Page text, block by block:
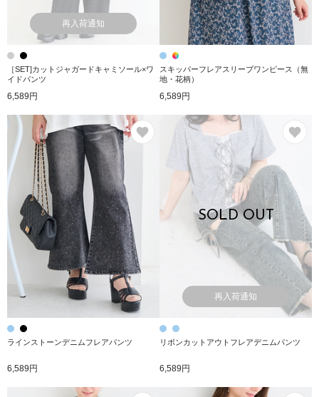
再入荷通知
［SET]カットジャガードキャミソール×ワ
イドパンツ
6,589円
スキッパーフレアスリーブワンピース（無
地・花柄）
6,589円
お気に入り
ラインストーンデニムフレアパンツ
6,589円
SOLD OUT
再入荷通知
リボンカットアウトフレアデニムパンツ
6,589円